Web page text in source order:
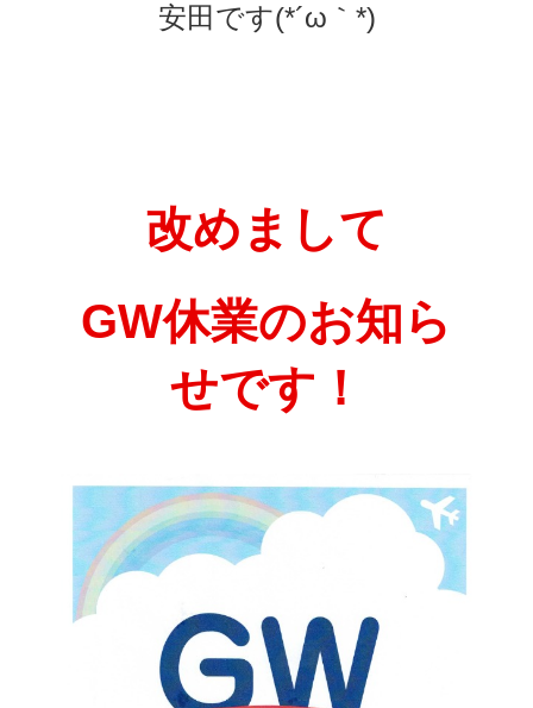
安田です(*´ω｀*)
改めまして
﻿GW休業のお知ら
せです！